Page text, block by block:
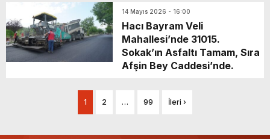
14 Mayıs 2026 - 16:00
Hacı Bayram Veli
Mahallesi’nde 31015.
Sokak’ın Asfaltı Tamam, Sıra
Afşin Bey Caddesi’nde.
1 2 … 99 İleri ›